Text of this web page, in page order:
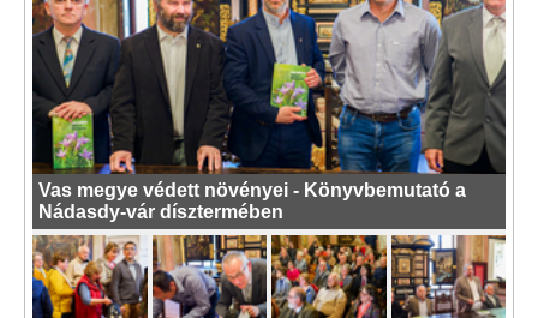
Vas megye védett növényei - Könyvbemutató a
Nádasdy-vár dísztermében